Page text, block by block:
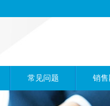
常见问题 销售